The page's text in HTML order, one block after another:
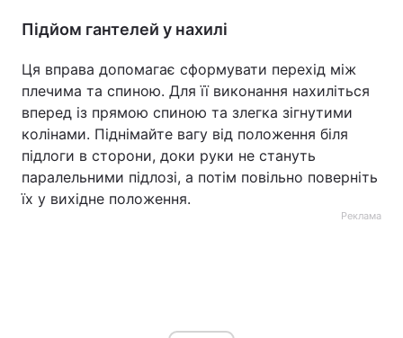
Підйом гантелей у нахилі
Ця вправа допомагає сформувати перехід між
плечима та спиною. Для її виконання нахиліться
вперед із прямою спиною та злегка зігнутими
колінами. Піднімайте вагу від положення біля
підлоги в сторони, доки руки не стануть
паралельними підлозі, а потім повільно поверніть
їх у вихідне положення.
Реклама